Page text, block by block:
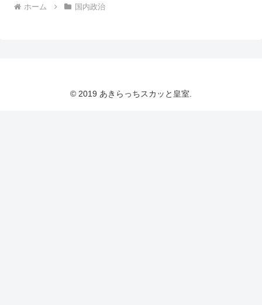
ホーム 国内政治
© 2019 あきらっちスカッと皇室.